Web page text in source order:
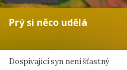
Prý si něco udělá
Dospívající syn není šťastný